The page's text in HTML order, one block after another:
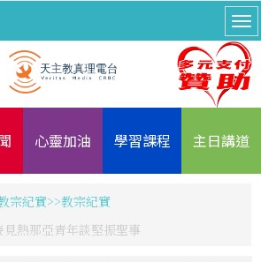
心靈加油 學習課程 主日講道
宗紀實
教宗紀實
見熱那亞青年談堅振聖事